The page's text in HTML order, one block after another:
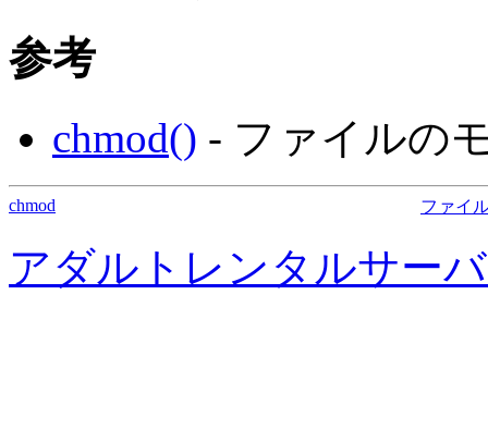
参考
chmod() - ファイルの
chmod ファイ
アダルトレンタルサー